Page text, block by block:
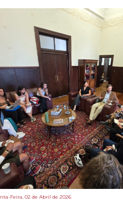
Feira, 02 de Abril de 2026